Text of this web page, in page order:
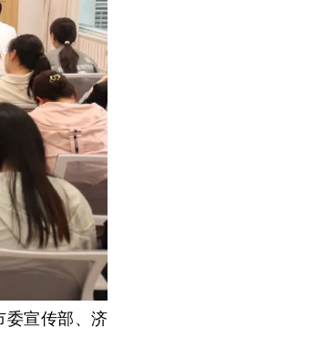
宣传部、济